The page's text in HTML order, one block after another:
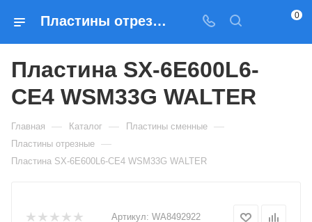
Пластины отрезные Пластина SX-6E600L6-CE4 WSM33G WALTER — купить по выгодным ценам в Москве 0
Пластина SX-6E600L6-
CE4 WSM33G WALTER
Главная — Каталог — Пластины сменные —
Пластины отрезные —
Пластина SX-6E600L6-CE4 WSM33G WALTER
Артикул: WA8492922